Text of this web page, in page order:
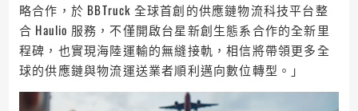
略合作，於 BBTruck 全球首創的供應鏈物流科技平台整
合 Haulio 服務，不僅開啟台星新創生態系合作的全新里
程碑，也實現海陸運輸的無縫接軌，相信將帶領更多全
球的供應鏈與物流運送業者順利邁向數位轉型。」